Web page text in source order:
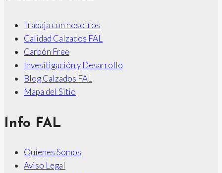
Trabaja con nosotros
Calidad Calzados FAL
Carbón Free
Invesitigación y Desarrollo
Blog Calzados FAL
Mapa del Sitio
Info FAL
Quienes Somos
Aviso Legal